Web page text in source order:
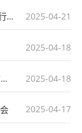
校领导左方敏带队持续开展“访企拓岗促就业”行动 2025-04-21
2025-04-18
校长冯传良赴安徽新中天会计师事务所开展访企拓岗活动 2025-04-18
2025-04-17